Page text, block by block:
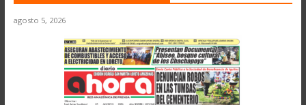
agosto 5, 2026